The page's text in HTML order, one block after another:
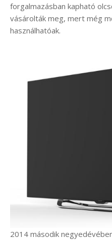
forgalmazásban kapható
vásárolták meg, mert még
használhatóak.
2014 második